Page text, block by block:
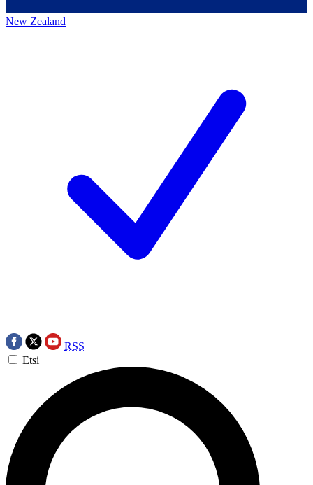
New Zealand
RSS
Etsi